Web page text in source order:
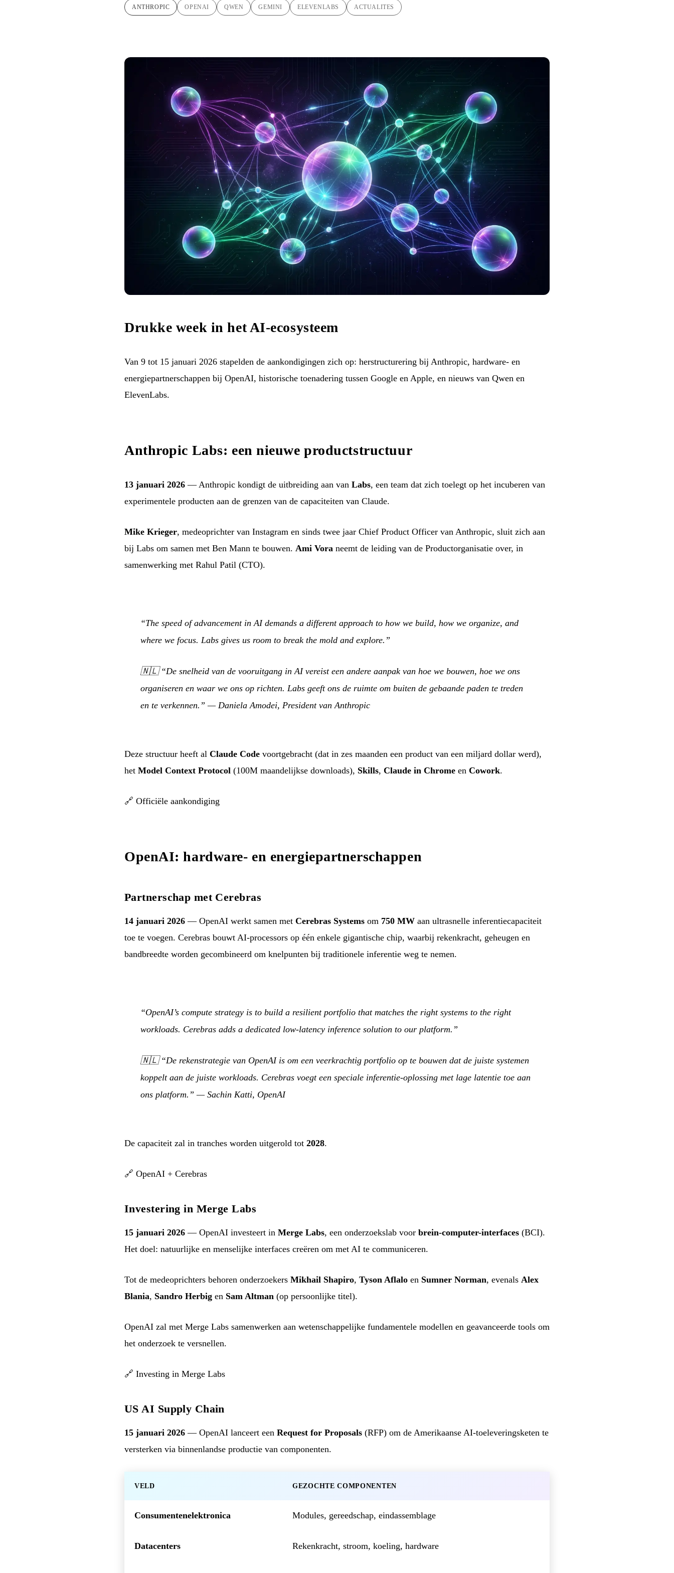
ANTHROPIC OPENAI QWEN GEMINI ELEVENLABS ACTUALITES
Drukke week in het AI-ecosysteem
Van 9 tot 15 januari 2026 stapelden de aankondigingen zich op: herstructurering bij Anthropic, hardware- en
energiepartnerschappen bij OpenAI, historische toenadering tussen Google en Apple, en nieuws van Qwen en
ElevenLabs.
Anthropic Labs: een nieuwe productstructuur
13 januari 2026 — Anthropic kondigt de uitbreiding aan van Labs, een team dat zich toelegt op het incuberen van
experimentele producten aan de grenzen van de capaciteiten van Claude.
Mike Krieger, medeoprichter van Instagram en sinds twee jaar Chief Product Officer van Anthropic, sluit zich aan
bij Labs om samen met Ben Mann te bouwen. Ami Vora neemt de leiding van de Productorganisatie over, in
samenwerking met Rahul Patil (CTO).
“The speed of advancement in AI demands a different approach to how we build, how we organize, and
where we focus. Labs gives us room to break the mold and explore.”
🇳🇱“De snelheid van de vooruitgang in AI vereist een andere aanpak van hoe we bouwen, hoe we ons
organiseren en waar we ons op richten. Labs geeft ons de ruimte om buiten de gebaande paden te treden
en te verkennen.” — Daniela Amodei, President van Anthropic
Deze structuur heeft al Claude Code voortgebracht (dat in zes maanden een product van een miljard dollar werd),
het Model Context Protocol (100M maandelijkse downloads), Skills, Claude in Chrome en Cowork.
🔗 Officiële aankondiging
OpenAI: hardware- en energiepartnerschappen
Partnerschap met Cerebras
14 januari 2026 — OpenAI werkt samen met Cerebras Systems om 750 MW aan ultrasnelle inferentiecapaciteit
toe te voegen. Cerebras bouwt AI-processors op één enkele gigantische chip, waarbij rekenkracht, geheugen en
bandbreedte worden gecombineerd om knelpunten bij traditionele inferentie weg te nemen.
“OpenAI’s compute strategy is to build a resilient portfolio that matches the right systems to the right
workloads. Cerebras adds a dedicated low-latency inference solution to our platform.”
🇳🇱“De rekenstrategie van OpenAI is om een veerkrachtig portfolio op te bouwen dat de juiste systemen
koppelt aan de juiste workloads. Cerebras voegt een speciale inferentie-oplossing met lage latentie toe aan
ons platform.” — Sachin Katti, OpenAI
De capaciteit zal in tranches worden uitgerold tot 2028.
🔗 OpenAI + Cerebras
Investering in Merge Labs
15 januari 2026 — OpenAI investeert in Merge Labs, een onderzoekslab voor brein-computer-interfaces (BCI).
Het doel: natuurlijke en menselijke interfaces creëren om met AI te communiceren.
Tot de medeoprichters behoren onderzoekers Mikhail Shapiro, Tyson Aflalo en Sumner Norman, evenals Alex
Blania, Sandro Herbig en Sam Altman (op persoonlijke titel).
OpenAI zal met Merge Labs samenwerken aan wetenschappelijke fundamentele modellen en geavanceerde tools om
het onderzoek te versnellen.
🔗 Investing in Merge Labs
US AI Supply Chain
15 januari 2026 — OpenAI lanceert een Request for Proposals (RFP) om de Amerikaanse AI-toeleveringsketen te
versterken via binnenlandse productie van componenten.
VELD GEZOCHTE COMPONENTEN
Consumentenelektronica Modules, gereedschap, eindassemblage
Datacenters Rekenkracht, stroom, koeling, hardware